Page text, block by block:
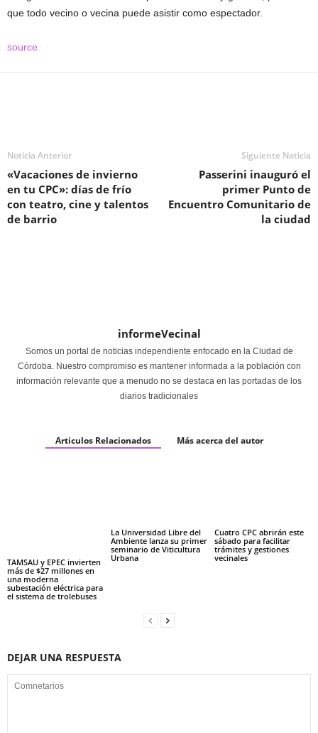
que todo vecino o vecina puede asistir como espectador.
source
Noticia Anterior
«Vacaciones de invierno
en tu CPC»: días de frío
con teatro, cine y talentos
de barrio
Siguiente Noticia
Passerini inauguró el
primer Punto de
Encuentro Comunitario de
la ciudad
informeVecinal
Somos un portal de noticias independiente enfocado en la Ciudad de
Córdoba. Nuestro compromiso es mantener informada a la población con
información relevante que a menudo no se destaca en las portadas de los
diarios tradicionales
Articulos Relacionados Más acerca del autor
TAMSAU y EPEC invierten
más de $27 millones en
una moderna
subestación eléctrica para
el sistema de trolebuses
La Universidad Libre del
Ambiente lanza su primer
seminario de Viticultura
Urbana
Cuatro CPC abrirán este
sábado para facilitar
trámites y gestiones
vecinales
DEJAR UNA RESPUESTA